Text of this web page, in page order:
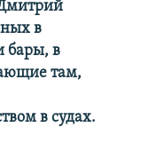
в
бары, в
там,
в судах.